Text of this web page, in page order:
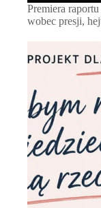
Premiera
wobec presji,